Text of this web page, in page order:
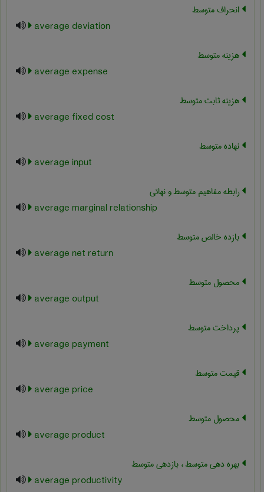
انحراف متوسط
average deviation
هزینه متوسط
average expense
هزینه ثابت متوسط
average fixed cost
نهاده متوسط
average input
رابطه مفاهیم متوسط و نهائی
average marginal relationship
بازده خالص متوسط
average net return
محصول متوسط
average output
پرداخت متوسط
average payment
قیمت متوسط
average price
محصول متوسط
average product
بهره دهی متوسط ، بازدهی متوسط
average productivity